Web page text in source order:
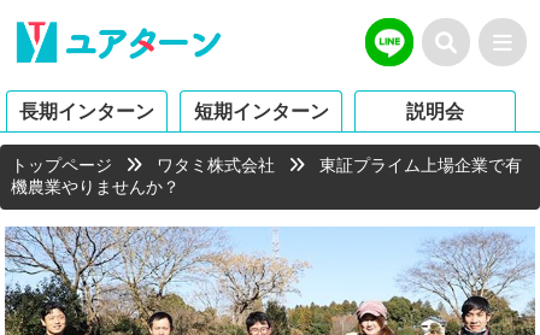
長期インターン 短期インターン 説明会
トップページ ワタミ株式会社
東証プライム上場企業で有
機農業やりませんか？